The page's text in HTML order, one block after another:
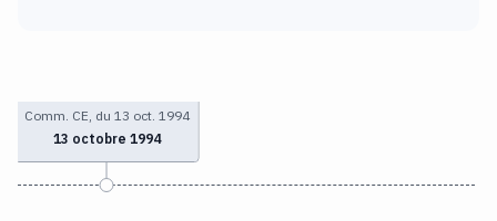
Comm. CE, du 13 oct. 1994
13 octobre 1994